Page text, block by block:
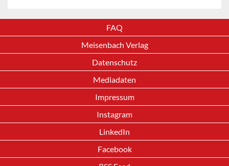
FAQ
Meisenbach Verlag
Datenschutz
Mediadaten
Impressum
Instagram
LinkedIn
Facebook